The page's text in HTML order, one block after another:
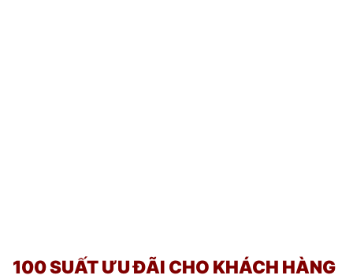
100 SUẤT ƯU ĐÃI CHO KHÁCH HÀNG